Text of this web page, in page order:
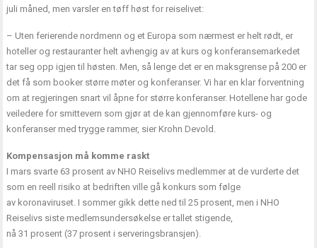
juli måned, men varsler en tøff høst for reiselivet:
– Uten ferierende nordmenn og et Europa som nærmest er helt rødt, er
hoteller og restauranter helt avhengig av at kurs og konferansemarkedet
tar seg opp igjen til høsten. Men, så lenge det er en maksgrense på 200 er
det få som booker større møter og konferanser. Vi har en klar forventning
om at regjeringen snart vil åpne for større konferanser. Hotellene har gode
veiledere for smittevern som gjør at de kan gjennomføre kurs- og
konferanser med trygge rammer, sier Krohn Devold.
Kompensasjon må komme raskt
I mars svarte 63 prosent av NHO Reiselivs medlemmer at de vurderte det
som en reell risiko at bedriften ville gå konkurs som følge
av koronaviruset. I sommer gikk dette ned til 25 prosent, men i NHO
Reiselivs siste medlemsundersøkelse er tallet stigende,
nå 31 prosent (37 prosent i serveringsbransjen).